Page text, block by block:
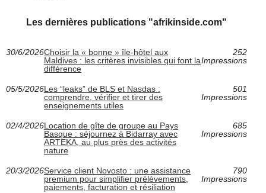
Les dernières publications "afrikinside.com"
30/6/2026Choisir la « bonne » île-hôtel aux
Maldives : les critères invisibles qui font la
différence
252
Impressions
05/5/2026Les “leaks” de BLS et Nasdas :
comprendre, vérifier et tirer des
enseignements utiles
501
Impressions
02/4/2026Location de gîte de groupe au Pays
Basque : séjournez à Bidarray avec
ARTEKA, au plus près des activités
nature
685
Impressions
20/3/2026Service client Novosto : une assistance
premium pour simplifier prélèvements,
paiements, facturation et résiliation
790
Impressions